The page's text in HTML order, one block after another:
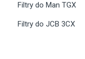
Filtry do Man TGX
Filtry do JCB 3CX